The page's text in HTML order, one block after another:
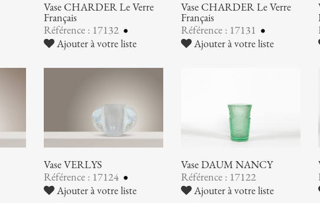
Vase CHARDER Le Verre
Français
Référence : 17132
Ajouter à votre liste
Vase CHARDER Le Verre
Français
Référence : 17131
Ajouter à votre liste
Vase VERLYS
Référence : 17124
Ajouter à votre liste
Vase DAUM NANCY
Référence : 17122
Ajouter à votre liste